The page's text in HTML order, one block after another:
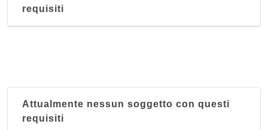
requisiti
Attualmente nessun soggetto con questi
requisiti